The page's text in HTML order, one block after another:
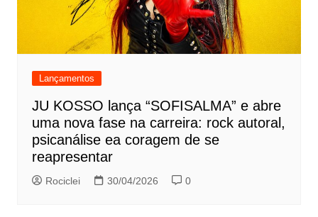
Lançamentos
JU KOSSO lança “SOFISALMA” e abre
uma nova fase na carreira: rock autoral,
psicanálise ea coragem de se
reapresentar
Rociclei 30/04/2026 0